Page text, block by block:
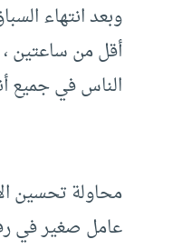
وبعد انتهاء
أقل من ساعتين ،
الناس في جميع
محاولة تحسين
عامل صغير في